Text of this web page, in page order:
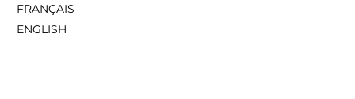
FRANÇAIS
ENGLISH